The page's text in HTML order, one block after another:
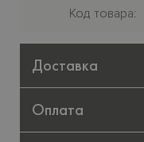
Код товара
Доставка
Оплата